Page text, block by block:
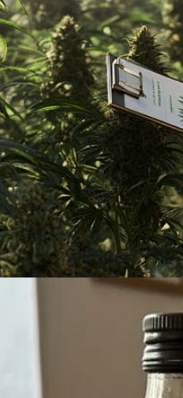
Der stille Züchter hinter Mr. Nice